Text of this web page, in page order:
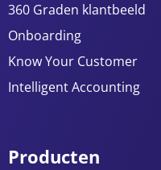
360 Graden klantbeeld
Onboarding
Know Your Customer
Intelligent Accounting
Producten